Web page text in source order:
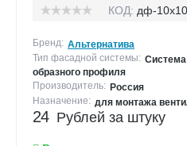
КОД: дф-
Бренд: Альтернатива
Тип фасадной системы: Система
образного профиля
Производитель: Россия
Назначение: для монтажа
24 Рублей за штуку